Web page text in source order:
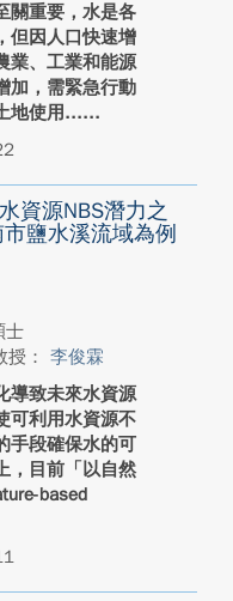
關重要，水是各
但因人口快速增
業、工業和能源
加，需緊急行動
地使用...
資源NBS潛力之
鹽水溪流域為例
授： 李俊霖
導致未來水資源
可利用水資源不
手段確保水的可
，目前「以自然
based